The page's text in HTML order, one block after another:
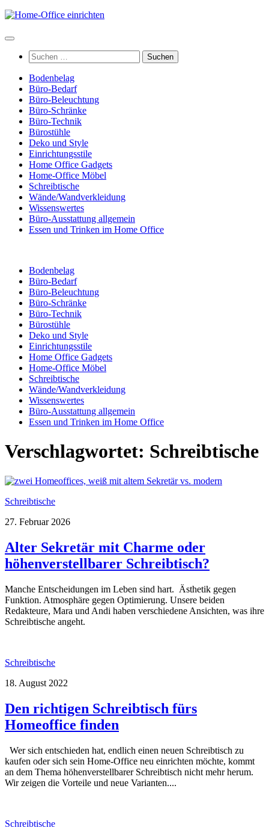
Zum
springen
Suchen
nach:
Bodenbelag
Büro-Bedarf
Büro-Beleuchtung
Büro-Schränke
Büro-Technik
Bürostühle
Deko und Style
Einrichtungsstile
Home Office Gadgets
Home-Office Möbel
Schreibtische
Wände/Wandverkleidung
Wissenswertes
Büro-Ausstattung allgemein
Essen und Trinken im Home Office
Bodenbelag
Büro-Bedarf
Büro-Beleuchtung
Büro-Schränke
Büro-Technik
Bürostühle
Deko und Style
Einrichtungsstile
Home Office Gadgets
Home-Office Möbel
Schreibtische
Wände/Wandverkleidung
Wissenswertes
Büro-Ausstattung allgemein
Essen und Trinken im Home Office
Verschlagwortet: Schreibtische
Schreibtische
27. Februar 2026
Alter Sekretär mit Charme oder
höhenverstellbarer Schreibtisch?
Manche Entscheidungen im Leben sind hart. Ästhetik gegen
Funktion. Atmosphäre gegen Optimierung. Unsere beiden
Redakteure, Mara und Andi haben verschiedene Ansichten, was ihre
Schreibtische angeht.
Schreibtische
18. August 2022
Den richtigen Schreibtisch fürs
Homeoffice finden
Wer sich entschieden hat, endlich einen neuen Schreibtisch zu
kaufen oder sich sein Home-Office neu einrichten möchte, kommt
an dem Thema höhenverstellbarer Schreibtisch nicht mehr herum.
Wir zeigen die Vorteile und neue Varianten....
Schreibtische